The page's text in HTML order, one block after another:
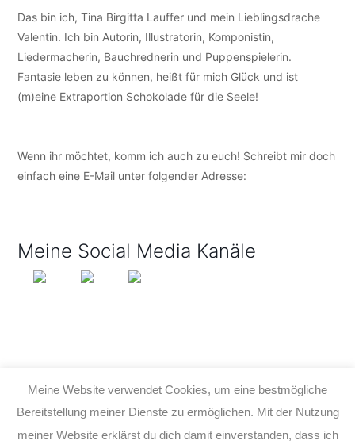
Das bin ich, Tina Birgitta Lauffer und mein Lieblingsdrache
Valentin. Ich bin Autorin, Illustratorin, Komponistin,
Liedermacherin, Bauchrednerin und Puppenspielerin.
Fantasie leben zu können, heißt für mich Glück und ist
(m)eine Extraportion Schokolade für die Seele!
Wenn ihr möchtet, komm ich auch zu euch! Schreibt mir doch
einfach eine E-Mail unter folgender Adresse:
Meine Social Media Kanäle
Meine Website verwendet Cookies, um eine bestmögliche
Bereitstellung meiner Dienste zu ermöglichen. Mit der Nutzung
meiner Website erklärst du dich damit einverstanden, dass ich